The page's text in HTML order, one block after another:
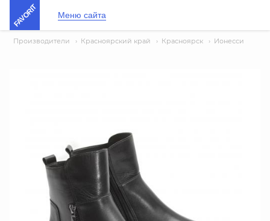
FAVORIT Меню сайта
Производители › Красноярский край › Красноярск › Ионесси